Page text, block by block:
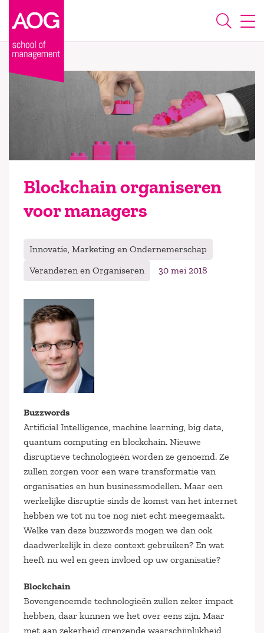
Blockchain organiseren
voor managers
Innovatie, Marketing en Ondernemerschap
Veranderen en Organiseren
30 mei 2018
Buzzwords
Artificial Intelligence, machine learning, big data,
quantum computing en blockchain. Nieuwe
disruptieve technologieën worden ze genoemd. Ze
zullen zorgen voor een ware transformatie van
organisaties en hun businessmodellen. Maar een
werkelijke disruptie sinds de komst van het internet
hebben we tot nu toe nog niet echt meegemaakt.
Welke van deze buzzwords mogen we dan ook
daadwerkelijk in deze context gebruiken? En wat
heeft nu wel en geen invloed op uw organisatie?
Blockchain
Bovengenoemde technologieën zullen zeker impact
hebben, daar kunnen we het over eens zijn. Maar
met aan zekerheid grenzende waarschijnlijkheid